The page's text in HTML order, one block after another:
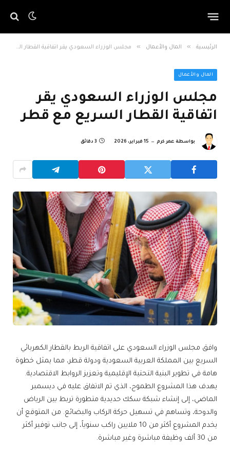
الرئيسية » المال والأعمال » مجلس الوزراء السعودي يقر اتفاقية القطار السريع مع قطر
المال والأعمال
مجلس الوزراء السعودي يقر
اتفاقية القطار السريع مع قطر
بواسطة عمر كرم 15 فبراير، 2026 3 دقائق
وافق مجلس الوزراء السعودي على اتفاقية الربط بالقطار الكهربائي
السريع بين المملكة العربية السعودية ودولة قطر، مما يمثل خطوة
هامة في تطوير البنية التحتية الإقليمية وتعزيز الروابط الاقتصادية.
يهدف هذا المشروع الطموح، الذي تم الاتفاق عليه في ديسمبر
الماضي، إلى إنشاء شبكة سكك حديدية متطورة تربط بين الرياض
والدوحة، وتساهم في تسهيل حركة الركاب والبضائع. من المتوقع أن
يخدم المشروع أكثر من 10 ملايين راكب سنوياً، إلى جانب توفير أكثر
من 30 ألف وظيفة مباشرة وغير مباشرة.